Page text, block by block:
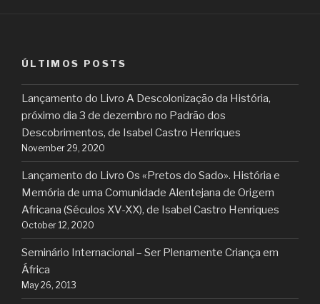
ÚLTIMOS POSTS
Lançamento do Livro A Descolonização da História,
próximo dia 3 de dezembro no Padrão dos
Descobrimentos, de Isabel Castro Henriques
November 29, 2020
Lançamento do Livro Os «Pretos do Sado». História e
Memória de uma Comunidade Alentejana de Origem
Africana (Séculos XV-XX), de Isabel Castro Henriques
October 12, 2020
Seminário Internacional – Ser Plenamente Criança em
África
May 26, 2013